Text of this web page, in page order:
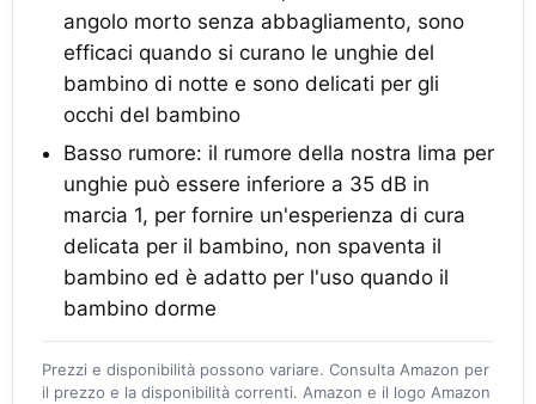
angolo morto senza abbagliamento, sono
efficaci quando si curano le unghie del
bambino di notte e sono delicati per gli
occhi del bambino
Basso rumore: il rumore della nostra lima per
unghie può essere inferiore a 35 dB in
marcia 1, per fornire un'esperienza di cura
delicata per il bambino, non spaventa il
bambino ed è adatto per l'uso quando il
bambino dorme
Prezzi e disponibilità possono variare. Consulta Amazon per
il prezzo e la disponibilità correnti. Amazon e il logo Amazon